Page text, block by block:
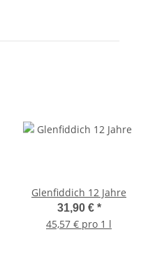
Glenfiddich 12 Jahre
31,90 € *
45,57 € pro 1 l